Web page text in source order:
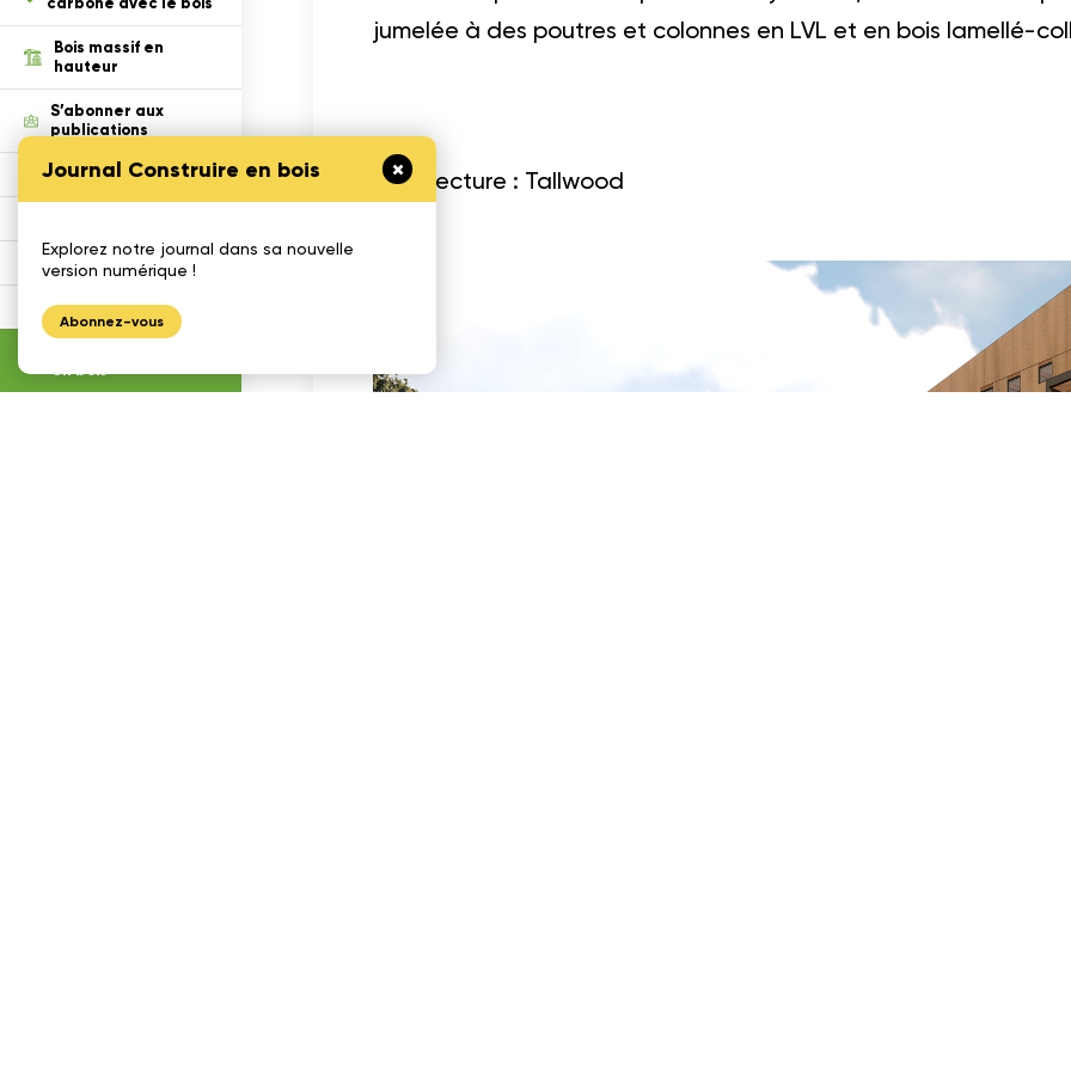
Bois massif en
hauteur
S’abonner aux
publications
Défi Cecobois
Gestimat
Calculatrices
en bois
Journal Construire en bois
Explorez notre journal dans sa nouvelle
version numérique !
Abonnez-vous
jumelée à des poutres et colonnes en LVL et en bois lamellé-
Architecture : Tallwood